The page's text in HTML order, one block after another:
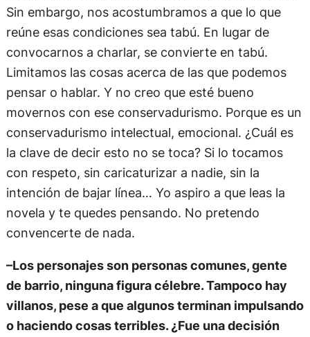
Sin embargo, nos acostumbramos a que lo que
reúne esas condiciones sea tabú. En lugar de
convocarnos a charlar, se convierte en tabú.
Limitamos las cosas acerca de las que podemos
pensar o hablar. Y no creo que esté bueno
movernos con ese conservadurismo. Porque es un
conservadurismo intelectual, emocional. ¿Cuál es
la clave de decir esto no se toca? Si lo tocamos
con respeto, sin caricaturizar a nadie, sin la
intención de bajar línea… Yo aspiro a que leas la
novela y te quedes pensando. No pretendo
convencerte de nada.
–Los personajes son personas comunes, gente
de barrio, ninguna figura célebre. Tampoco hay
villanos, pese a que algunos terminan impulsando
o haciendo cosas terribles. ¿Fue una decisión